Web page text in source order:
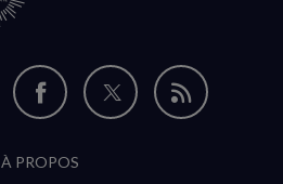
Nous
sur
Nous
Flux
À PROPOS